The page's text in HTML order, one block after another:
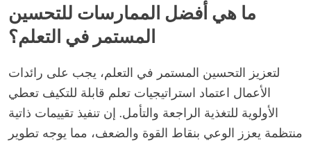
ما هي أفضل الممارسات للتحسين
المستمر في التعلم؟
لتعزيز التحسين المستمر في التعلم، يجب على رائدات
الأعمال اعتماد استراتيجيات تعلم قابلة للتكيف تعطي
الأولوية للتغذية الراجعة والتأمل. إن تنفيذ تقييمات ذاتية
منتظمة يعزز الوعي بنقاط القوة والضعف، مما يوجه تطوير